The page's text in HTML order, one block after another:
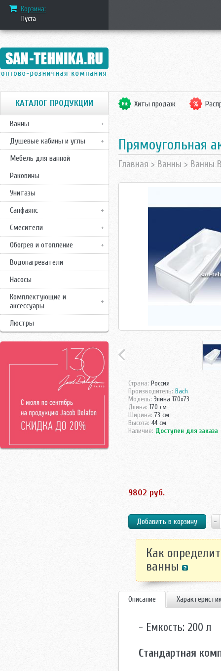
Корзина:
Пуста
КАТАЛОГ ПРОДУКЦИИ
Ванны
Душевые кабины и углы
Мебель для ванной
Раковины
Унитазы
Санфаянс
Смесители
Обогрев и отопление
Водонагреватели
Насосы
Комплектующие и
аксессуары
Люстры
Хиты продаж
Прямоугольная
Главная > Ванны > Ванны
Страна: Россия
Производитель: Bach
Модель: Элина 170x73
Длина: 170 см
Ширина: 73 см
Высота: 44 см
Наличие: Доступен для заказа
9802 руб.
Как
ванны
Описание
- Емкость: 200 л
Стандартная